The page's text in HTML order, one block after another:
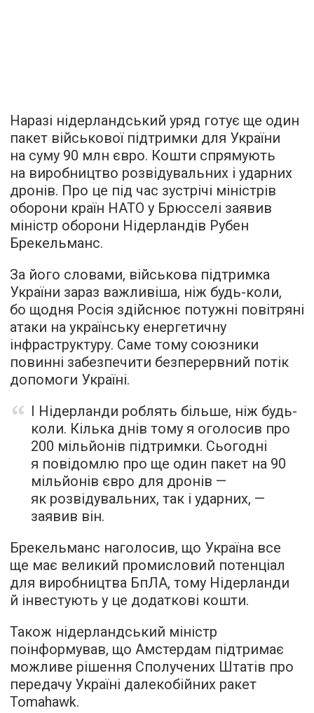
Наразі нідерландський уряд готує ще один
пакет військової підтримки для України
на суму 90 млн євро. Кошти спрямують
на виробництво розвідувальних і ударних
дронів. Про це під час зустрічі міністрів
оборони країн НАТО у Брюсселі заявив
міністр оборони Нідерландів Рубен
Брекельманс.
За його словами, військова підтримка
України зараз важливіша, ніж будь-коли,
бо щодня Росія здійснює потужні повітряні
атаки на українську енергетичну
інфраструктуру. Саме тому союзники
повинні забезпечити безперервний потік
допомоги Україні.
І Нідерланди роблять більше, ніж будь-
коли. Кілька днів тому я оголосив про
200 мільйонів підтримки. Сьогодні
я повідомлю про ще один пакет на 90
мільйонів євро для дронів —
як розвідувальних, так і ударних, —
заявив він.
Брекельманс наголосив, що Україна все
ще має великий промисловий потенціал
для виробництва БпЛА, тому Нідерланди
й інвестують у це додаткові кошти.
Також нідерландський міністр
поінформував, що Амстердам підтримає
можливе рішення Сполучених Штатів про
передачу Україні далекобійних ракет
Tomahawk.